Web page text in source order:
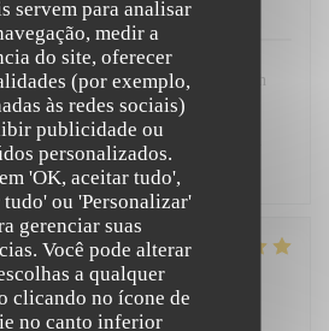
servem para analisar
medir a
do site, oferecer
(por exemplo,
às redes sociais)
publicidade ou
personalizados.
'OK, aceitar tudo',
tudo' ou 'Personalizar'
gerenciar suas
Você pode alterar
a qualquer
clicando no ícone de
no canto inferior
good we came 4 times this week. Fish
potato. Superb. Deserts
with peach in cognac sensational.
very friendly.
3
/5 menu: 5/5 quality_price: